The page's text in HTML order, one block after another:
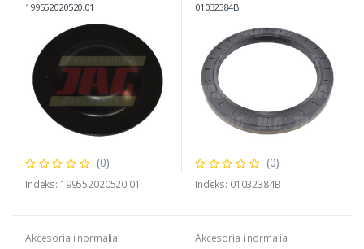
199552020520.01
(0)
Indeks: 199552020520.01
01032384B
(0)
Indeks: 01032384B
Akcesoria i normalia
Akcesoria i normalia